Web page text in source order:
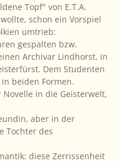
Topf" von E.T.A.
schon ein Vorspiel
umtrieb:
gespalten bzw.
Archivar Lindhorst, in
Dem Studenten
beiden Formen.
in die Geisterwelt,
aber in der
Tochter des
diese Zerrissenheit